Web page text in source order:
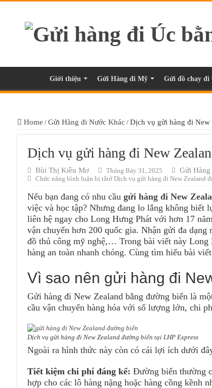
Giới thiệu Gửi Hàng đi Mỹ Gửi đồ chay đi
Home / Gửi Hàng đi Nước Khác / Dịch vụ gửi hàng đi New
Dịch vụ gửi hàng đi New
Bùi Thị Kiều Mơ Tháng Bảy 31, 2025 Gửi
Chức năng bình luận bị tắtở Dịch vụ gửi hàng đi New Zealand
Nếu bạn đang có nhu cầu gửi hàng đi New
việc và học tập? Nhưng đang lo lắng không biết
liên hệ ngay cho Long Hưng Phát với hơn 17
vận chuyển hơn 200 quốc gia. Nhận gửi đa
đồ thủ công mỹ nghệ,… Trong bài viết này Long
hàng an toàn nhanh chóng. Cùng tìm hiểu bài
Vì sao nên gửi hàng đi
Gửi hàng đi New Zealand bằng đường biển là
cầu vận chuyển hàng hóa với số lượng lớn, chi
Dịch vụ gửi hàng đi New Zealand đường biển tại LHP Express
Ngoài ra hình thức này còn có cái lợi ích dưới
Tiết kiệm chi phí đáng kể: Đường biển thường
hợp cho các lô hàng nặng hoặc hàng cồng